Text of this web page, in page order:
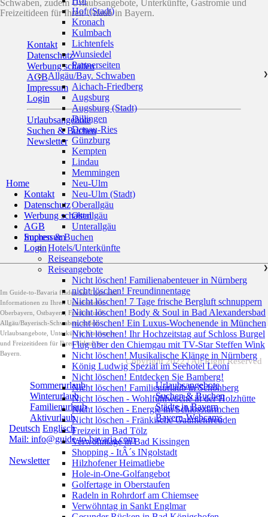
Schwaben, zudem Urlaubsangebote, Unterkünfte, Gastromie und
Freizeitideen für Ihren Urlaub in Bayern.
Kontakt
Datenschutz
Werbung schalten
AGB
Impressum
Login
Urlaubsangebote
Suchen & Buchen
Newsletter
Home
Kontakt
Datenschutz
Werbung schalten
AGB
Impressum
Login
Im Guide-to-Bavaria finden Sie Tipps und
Informationen zu Ihren Urlaubszielen
Oberbayern, Ostbayern, Franken und
Allgäu/Bayerisch-Schwaben, zudem
Urlaubsangebote, Unterkünfte, Gastromie
und Freizeitideen für Ihren Urlaub in
Bayern.
Sommerurlaub
Winterurlaub
Familienurlaub
Aktivurlaub
Urlaubsangebote
Suchen & Buchen
Städte in Bayern
Bayern-Webcams
Deutsch Englisch
Mail: info@guide-to-bavaria.com
Newsletter
Copyright 2022 | All Right Reserved
Hof (Stadt)
Kronach
Kulmbach
Lichtenfels
Wunsiedel
Partnerseiten
Allgäu/Bay. Schwaben
❯
Aichach-Friedberg
Augsburg
Augsburg (Stadt)
Dillingen
Donau-Ries
Günzburg
Kempten
Lindau
Memmingen
Neu-Ulm
Neu-Ulm (Stadt)
Oberallgäu
Ostallgäu
Unterallgäu
Suchen & Buchen
Hotels/Unterkünfte
Reiseangebote
Reiseangebote
❯
Nicht löschen! Familienabenteuer in Nürnberg
nicht löschen! Freundinnentage
Nicht löschen! 7 Tage frische Bergluft schnuppern
Nicht löschen! Body & Soul in Bad Alexandersbad
nicht löschen! Ein Luxus-Wochenende in München
Nicht löschen! Ihr Hochzeitstag auf Schloss Burgel
Flug über den Chiemgau mit TV-Star Steffen Wink
Nicht löschen! Musikalische Klänge in Nürnberg
König Ludwig Spezial im Seehotel Leoni
Nicht löschen! Entdecken Sie Bamberg!
Nicht löschen! Familienurlaub in Schönberg
Nicht löschen - Wohlfühlwoche in der Holzhütte
Nicht löschen - Energie im Schlosstürmchen
Nicht löschen - Fränkische Gaumenfreuden
Freizeit in Bad Tölz
Verwöhntage in Bad Kissingen
Shopping - ItÂ´s INgolstadt
Hilzhofener Heimatliebe
Hole-in-One-Golfangebot
Golfertage in Oberstaufen
Radeln in Rohrdorf am Chiemsee
Verwöhntag in Sankt Englmar